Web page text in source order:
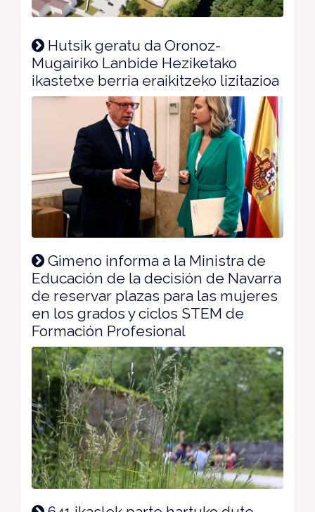
Hutsik geratu da Oronoz-
Mugairiko Lanbide Heziketako
ikastetxe berria eraikitzeko lizitazioa
Gimeno informa a la Ministra de
Educación de la decisión de Navarra
de reservar plazas para las mujeres
en los grados y ciclos STEM de
Formación Profesional